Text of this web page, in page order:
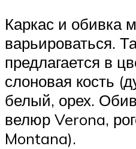
Каркас и обивка
варьироваться.
предлагается в
слоновая кость
белый, орех.
велюр Verona,
Montana).